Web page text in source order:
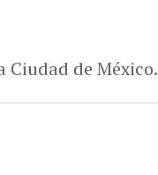
Ciudad de México.